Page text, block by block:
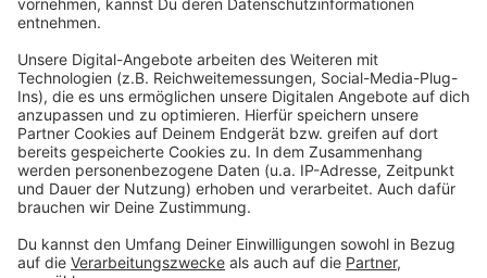
gegeben haben. Als neuer Spieler muss man sich erst
Erfahrung möchte ich natürlich auch vorangehen. Das
wird eine spannende Zeit."
Anzeige
Seine fußballerische Ausbildung begann der gebürtige
Lennestädter bei Bayer 04 Leverkusen. Über die
zweite Mannschaft der Werkself zog es den